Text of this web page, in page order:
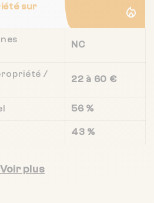
sur
NC
/
22 à 60 €
56 %
43 %
Voir plus